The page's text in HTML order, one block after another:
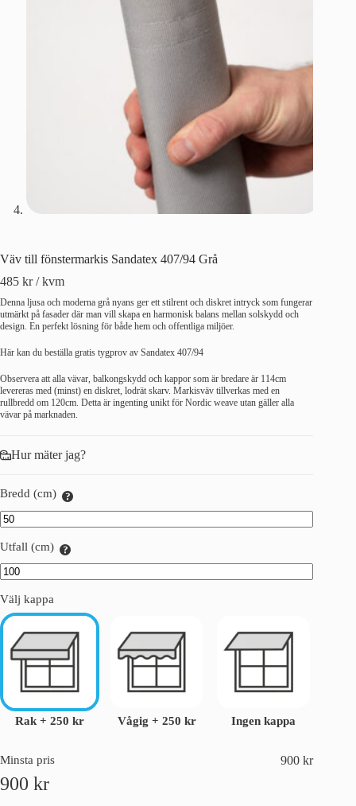
Väv till fönstermarkis Sandatex 407/94 Grå
485 kr / kvm
Denna ljusa och moderna grå nyans ger ett stilrent och diskret intryck som fungerar
utmärkt på fasader där man vill skapa en harmonisk balans mellan solskydd och
design. En perfekt lösning för både hem och offentliga miljöer.
Här kan du beställa gratis tygprov av Sandatex 407/94
Observera att alla vävar, balkongskydd och kappor som är bredare är 114cm
levereras med (minst) en diskret, lodrät skarv. Markisväv tillverkas med en
rullbredd om 120cm. Detta är ingenting unikt för Nordic weave utan gäller alla
vävar på marknaden.
Hur mäter jag?
Bredd (cm)
Utfall (cm)
Välj kappa
Rak+ 250 kr Vågig + 250 kr Ingen kappa
Minsta pris 900kr
900 kr